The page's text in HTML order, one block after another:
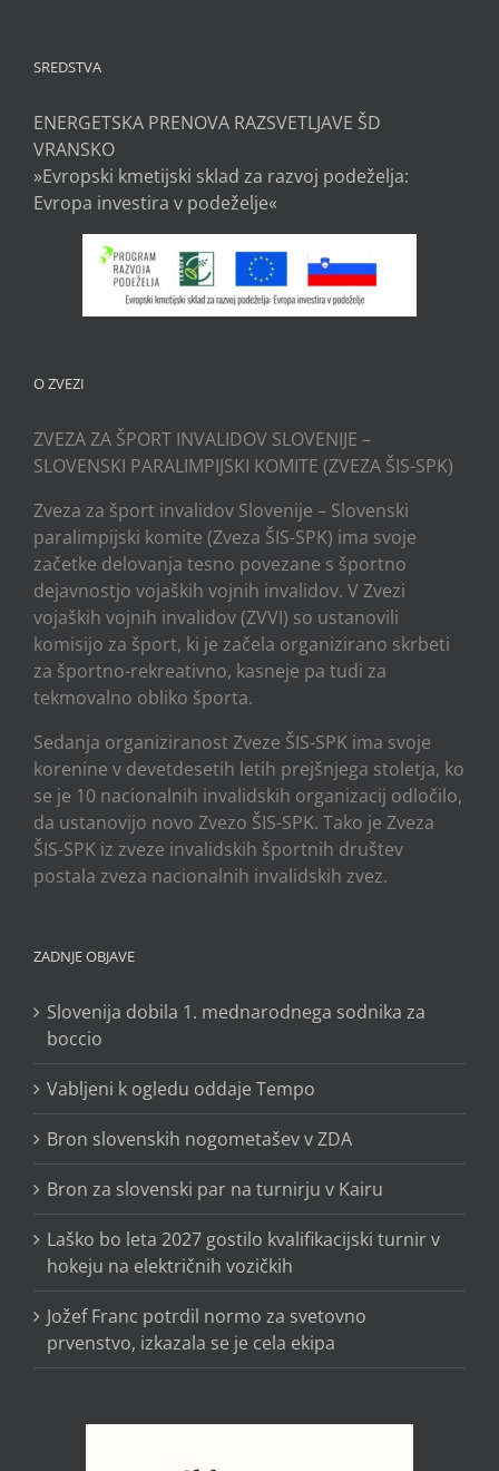
SREDSTVA
ENERGETSKA PRENOVA RAZSVETLJAVE ŠD
VRANSKO
»Evropski kmetijski sklad za razvoj podeželja:
Evropa investira v podeželje«
O ZVEZI
ZVEZA ZA ŠPORT INVALIDOV SLOVENIJE –
SLOVENSKI PARALIMPIJSKI KOMITE (ZVEZA ŠIS-SPK)
Zveza za šport invalidov Slovenije – Slovenski
paralimpijski komite (Zveza ŠIS-SPK) ima svoje
začetke delovanja tesno povezane s športno
dejavnostjo vojaških vojnih invalidov. V Zvezi
vojaških vojnih invalidov (ZVVI) so ustanovili
komisijo za šport, ki je začela organizirano skrbeti
za športno-rekreativno, kasneje pa tudi za
tekmovalno obliko športa.
Sedanja organiziranost Zveze ŠIS-SPK ima svoje
korenine v devetdesetih letih prejšnjega stoletja, ko
se je 10 nacionalnih invalidskih organizacij odločilo,
da ustanovijo novo Zvezo ŠIS-SPK. Tako je Zveza
ŠIS-SPK iz zveze invalidskih športnih društev
postala zveza nacionalnih invalidskih zvez.
ZADNJE OBJAVE
Slovenija dobila 1. mednarodnega sodnika za
boccio
Vabljeni k ogledu oddaje Tempo
Bron slovenskih nogometašev v ZDA
Bron za slovenski par na turnirju v Kairu
Laško bo leta 2027 gostilo kvalifikacijski turnir v
hokeju na električnih vozičkih
Jožef Franc potrdil normo za svetovno
prvenstvo, izkazala se je cela ekipa